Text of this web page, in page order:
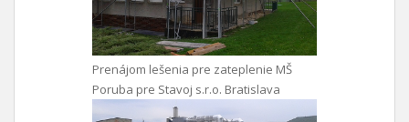
Prenájom lešenia pre zateplenie MŠ
Poruba pre Stavoj s.r.o. Bratislava